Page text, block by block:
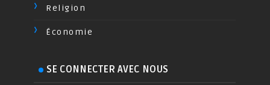
Religion
Économie
SE CONNECTER AVEC NOUS